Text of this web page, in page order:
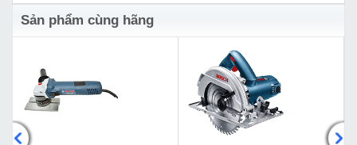
Sản phẩm cùng hãng